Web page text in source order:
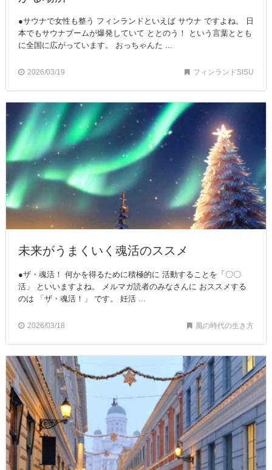
●サウナで女性も整う フィンランドといえば サウナ ですよね。 日
本でもサウナブームが爆発していて ととのう！ という言葉ととも
に全国に広がっています。 おっちゃんた ...
2026/03/19 フィンランドSISU
未来がうまくいく魂活のススメ
●ザ・魂活！ 何かを得るために積極的に 活動することを「〇〇
活」 といいますよね。 メルマガ読者のみなさんに おススメする
のは 「ザ・魂活！」 です。 妊活 ...
2026/03/18 風の時代の生き方